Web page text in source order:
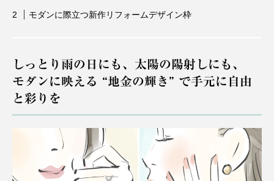
モダンに際立つ新作リフォームデザイン枠
しっとり雨の日にも、太陽の陽射しにも、
モダンに映える “地金の輝き” で手元に自由
と彩りを